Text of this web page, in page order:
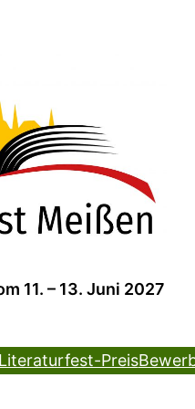
11. – 13. Juni 2027
Preis